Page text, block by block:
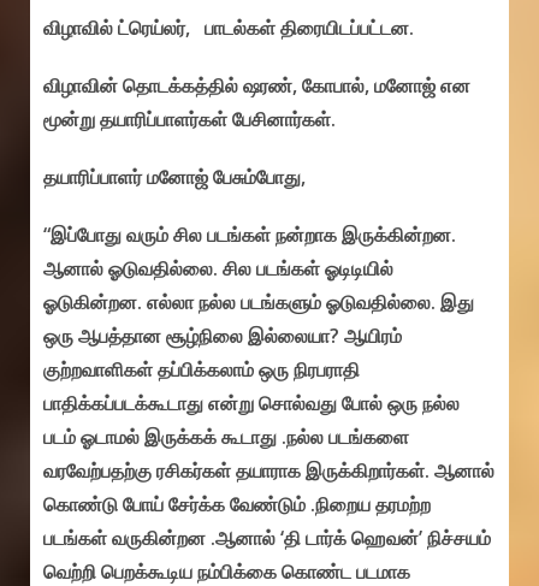
விழாவில் ட்ரெய்லர், பாடல்கள் திரையிடப்பட்டன.
விழாவின் தொடக்கத்தில் ஷரண், கோபால், மனோஜ் என
மூன்று தயாரிப்பாளர்கள் பேசினார்கள்.
தயாரிப்பாளர் மனோஜ் பேசும்போது,
“இப்போது வரும் சில படங்கள் நன்றாக இருக்கின்றன.
ஆனால் ஓடுவதில்லை. சில படங்கள் ஓடிடியில்
ஓடுகின்றன. எல்லா நல்ல படங்களும் ஓடுவதில்லை. இது
ஒரு ஆபத்தான சூழ்நிலை இல்லையா? ஆயிரம்
குற்றவாளிகள் தப்பிக்கலாம் ஒரு நிரபராதி
பாதிக்கப்படக்கூடாது என்று சொல்வது போல் ஒரு நல்ல
படம் ஓடாமல் இருக்கக் கூடாது .நல்ல படங்களை
வரவேற்பதற்கு ரசிகர்கள் தயாராக இருக்கிறார்கள். ஆனால்
கொண்டு போய் சேர்க்க வேண்டும் .நிறைய தரமற்ற
படங்கள் வருகின்றன .ஆனால் ‘தி டார்க் ஹெவன்’ நிச்சயம்
வெற்றி பெறக்கூடிய நம்பிக்கை கொண்ட படமாக